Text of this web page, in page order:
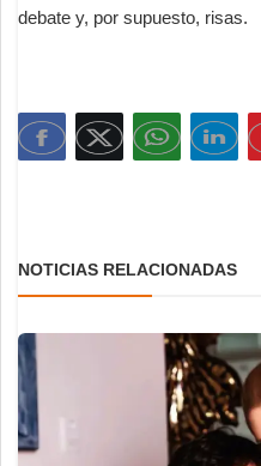
debate y, por supuesto, risas.
NOTICIAS RELACIONADAS